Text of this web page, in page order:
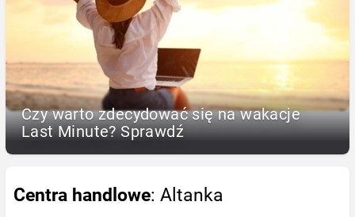
Czy warto zdecydować się na wakacje
Last Minute? Sprawdź
Centra handlowe: Altanka